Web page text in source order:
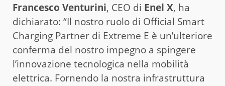
Francesco Venturini, CEO di Enel X, ha
dichiarato: “Il nostro ruolo di Official Smart
Charging Partner di Extreme E è un’ulteriore
conferma del nostro impegno a spingere
l’innovazione tecnologica nella mobilità
elettrica. Fornendo la nostra infrastruttura